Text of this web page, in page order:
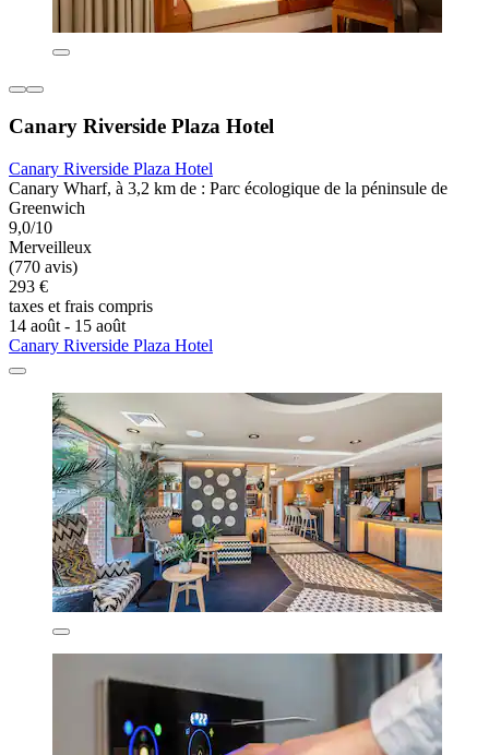
Canary Riverside Plaza Hotel
Canary Riverside Plaza Hotel
Canary Wharf, à 3,2 km de : Parc écologique de la péninsule de
Greenwich
9,0/10
Merveilleux
(770 avis)
293 €
taxes et frais compris
14 août - 15 août
Canary Riverside Plaza Hotel